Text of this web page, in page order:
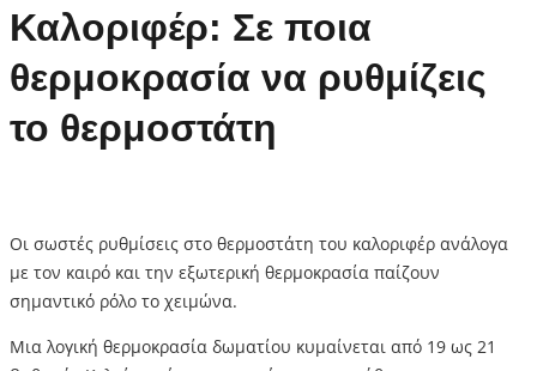
Καλοριφέρ: Σε ποια
θερμοκρασία να ρυθμίζεις
το θερμοστάτη
Οι σωστές ρυθμίσεις στο θερμοστάτη του καλοριφέρ ανάλογα
με τον καιρό και την εξωτερική θερμοκρασία παίζουν
σημαντικό ρόλο το χειμώνα.
Μια λογική θερμοκρασία δωματίου κυμαίνεται από 19 ως 21